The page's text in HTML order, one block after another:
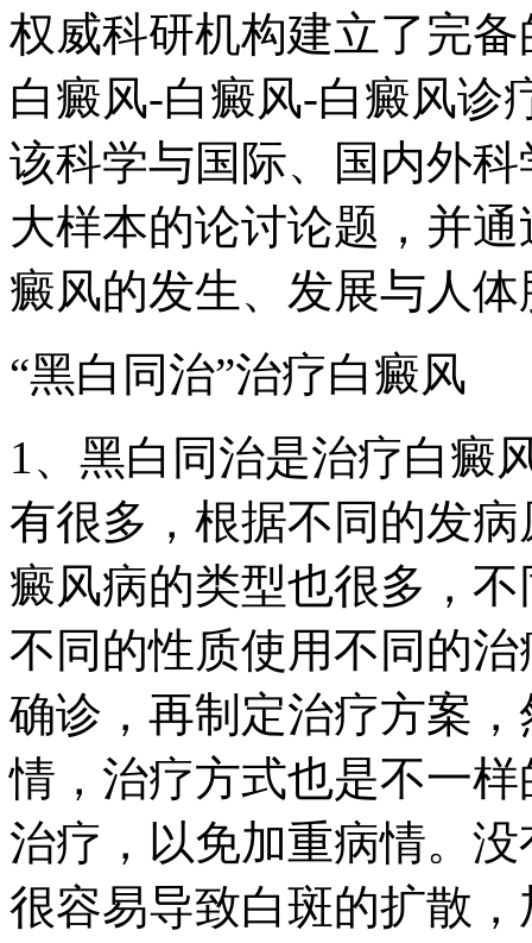
权威科研机构建立了完
白癜风-白癜风-白癜风诊
该科学与国际、国内外
大样本的论讨论题，并
癜风的发生、发展与人
“黑白同治”治疗白癜风
1、黑白同治是治疗白癜
有很多，根据不同的发
癜风病的类型也很多，
不同的性质使用不同的
确诊，再制定治疗方案
情，治疗方式也是不一
治疗，以免加重病情。
很容易导致白斑的扩散